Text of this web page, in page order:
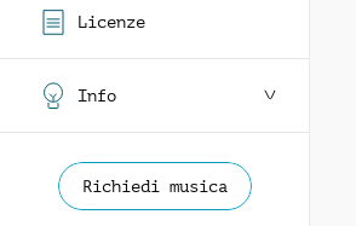
Licenze
Info
Richiedi musica